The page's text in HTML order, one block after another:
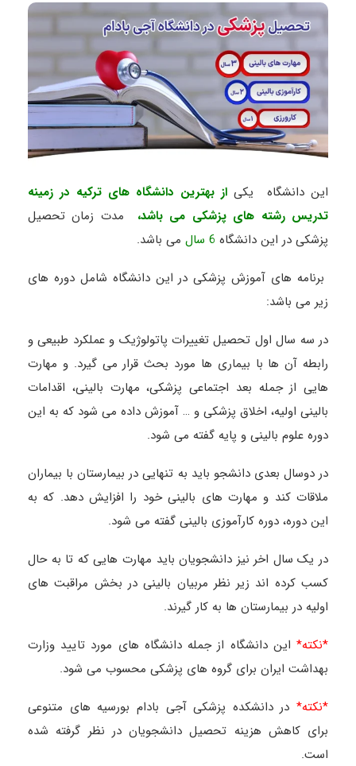
این دانشگاه یکیاز بهترین دانشگاه های ترکیه در زمینه
تدریس رشته های پزشکی می باشد، مدت زمان تحصیل
پزشکی در این دانشگاه 6 سال
می باشد.
برنامه های آموزش پزشکی در این دانشگاه شامل دوره های
زیر می باشد:
در سه سال اول تحصیل تغییرات پاتولوژیک و عملکرد طبیعی و
رابطه آن ها با بیماری ها مورد بحث قرار می گیرد. و مهارت
هایی از جمله بعد اجتماعی پزشکی، مهارت بالینی، اقدامات
بالینی اولیه، اخلاق پزشکی و … آموزش داده می شود که به این
دوره علوم بالینی و پایه گفته می شود.
در دوسال بعدی دانشجو باید به تنهایی در بیمارستان با بیماران
ملاقات کند و مهارت های بالینی خود را افزایش دهد. که به
این دوره، دوره کارآموزی بالینی گفته می شود.
در یک سال اخر نیز دانشجویان باید مهارت هایی که تا به حال
کسب کرده اند زیر نظر مربیان بالینی در بخش مراقبت های
اولیه در بیمارستان ها به کار گیرند.
*نکته* این دانشگاه از جمله دانشگاه های مورد تایید وزارت
بهداشت ایران برای گروه های پزشکی محسوب می شود.
*نکته* در دانشکده پزشکی آجی بادام بورسیه های متنوعی
برای کاهش هزینه تحصیل دانشجویان در نظر گرفته شده
است.